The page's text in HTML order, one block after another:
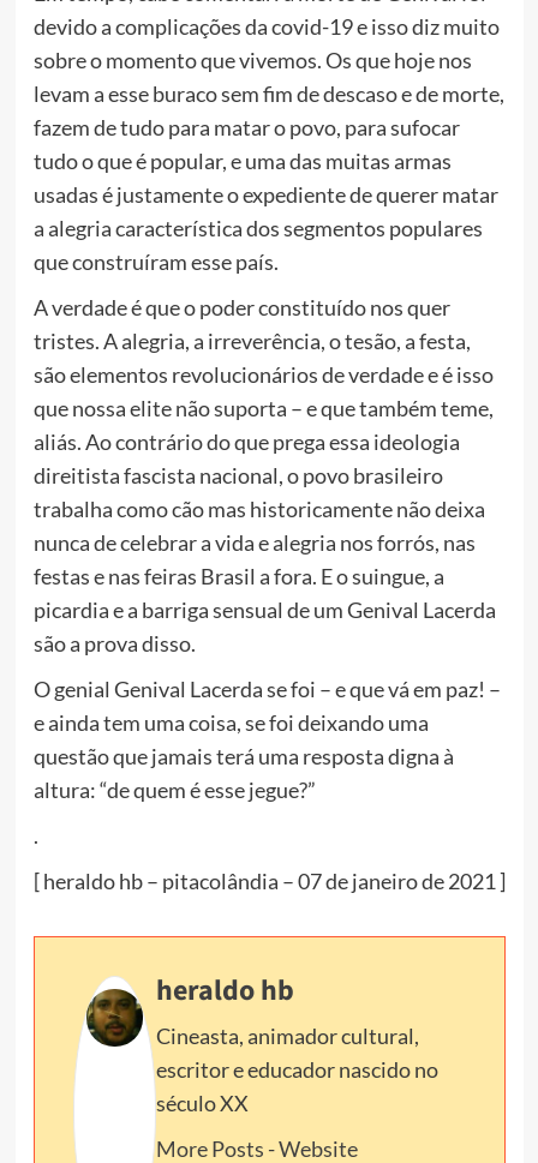
devido a complicações da covid-19 e isso diz muito
sobre o momento que vivemos. Os que hoje nos
levam a esse buraco sem fim de descaso e de morte,
fazem de tudo para matar o povo, para sufocar
tudo o que é popular, e uma das muitas armas
usadas é justamente o expediente de querer matar
a alegria característica dos segmentos populares
que construíram esse país.
A verdade é que o poder constituído nos quer
tristes. A alegria, a irreverência, o tesão, a festa,
são elementos revolucionários de verdade e é isso
que nossa elite não suporta – e que também teme,
aliás. Ao contrário do que prega essa ideologia
direitista fascista nacional, o povo brasileiro
trabalha como cão mas historicamente não deixa
nunca de celebrar a vida e alegria nos forrós, nas
festas e nas feiras Brasil a fora. E o suingue, a
picardia e a barriga sensual de um Genival Lacerda
são a prova disso.
O genial Genival Lacerda se foi – e que vá em paz! –
e ainda tem uma coisa, se foi deixando uma
questão que jamais terá uma resposta digna à
altura: “de quem é esse jegue?”
.
[ heraldo hb – pitacolândia – 07 de janeiro de 2021 ]
heraldo hb
Cineasta, animador cultural,
escritor e educador nascido no
século XX
More Posts -Website